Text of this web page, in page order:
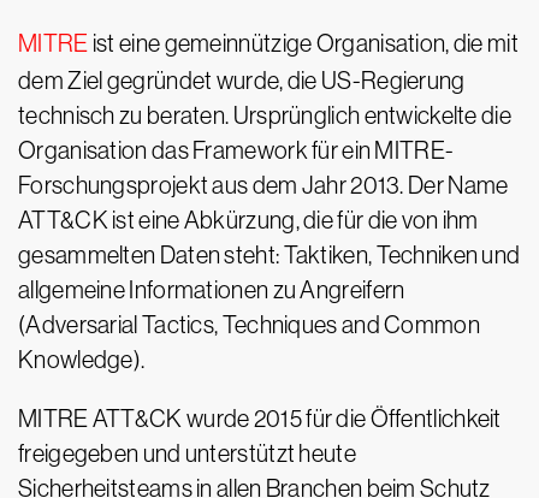
MITRE ist eine gemeinnützige Organisation, die mit
dem Ziel gegründet wurde, die US-Regierung
technisch zu beraten. Ursprünglich entwickelte die
Organisation das Framework für ein MITRE-
Forschungsprojekt aus dem Jahr 2013. Der Name
ATT&CK ist eine Abkürzung, die für die von ihm
gesammelten Daten steht: Taktiken, Techniken und
allgemeine Informationen zu Angreifern
(Adversarial Tactics, Techniques and Common
Knowledge).
MITRE ATT&CK wurde 2015 für die Öffentlichkeit
freigegeben und unterstützt heute
Sicherheitsteams in allen Branchen beim Schutz